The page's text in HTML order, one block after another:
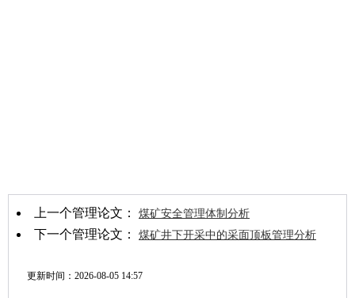
上一个管理论文： 煤矿安全管理体制分析
下一个管理论文： 煤矿井下开采中的采面顶板管理分析
更新时间： 2026-08-05 14:57